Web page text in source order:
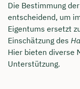
Die Bestimmung
entscheidend, um
Eigentums ersetzt
Einschätzung des
Hier bieten diverse
Unterstützung.